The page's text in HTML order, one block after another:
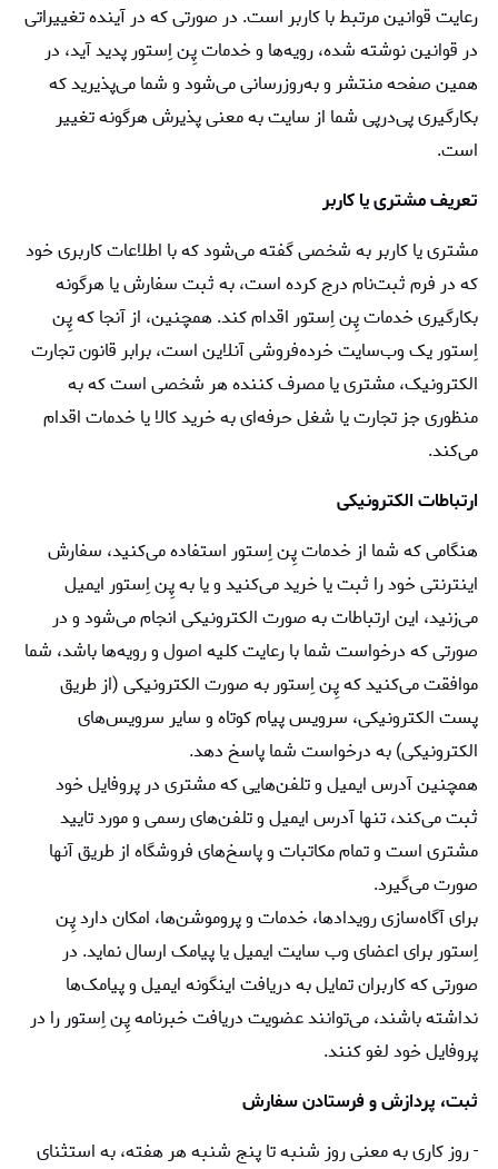
رعایت قوانین مرتبط با کاربر است. در صورتی که در آینده تغییراتی
در قوانین نوشته شده، رویه‏‌ها و خدمات پِن اِستور پدید آید، در
همین صفحه منتشر و به‌روز‌رسانی می‌شود و شما می‏‌پذیرید که
بکارگیری پی‌در‌پی شما از سایت به معنی پذیرش هرگونه تغییر
است.
تعریف مشتری یا کاربر
مشتری یا کاربر به شخصی گفته می‌شود که با اطلاعات کاربری خود
که در فرم ثبت‌نام درج کرده است، به ثبت سفارش یا هرگونه
بکارگیری خدمات پِن اِستور اقدام کند. همچنین، از آنجا که پِن
اِستور یک وب‌سایت خرده‌فروشی آنلاین است، برابر قانون تجارت
الکترونیک، مشتری یا مصرف کننده هر شخصی است که به
منظوری جز تجارت یا شغل حرفه‌ای به خرید کالا یا خدمات اقدام
می‌کند.
ارتباطات الکترونیکی
هنگامی که شما از خدمات پِن اِستور استفاده می‏‌کنید، سفارش
اینترنتی خود را ثبت یا خرید می‏‌کنید و یا به پِن اِستور ایمیل
می‏‌زنید، این ارتباطات به صورت الکترونیکی انجام می‏‌شود و در
صورتی که درخواست شما با رعایت کلیه اصول و رویه‏‌ها باشد، شما
موافقت می‌‏کنید که پِن اِستور به صورت الکترونیکی (از طریق
پست الکترونیکی، سرویس پیام کوتاه و سایر سرویس‌های
الکترونیکی) به درخواست شما پاسخ دهد.
همچنین آدرس ایمیل و تلفن‌هایی که مشتری در پروفایل خود
ثبت می‌کند، تنها آدرس ایمیل و تلفن‌های رسمی و مورد تایید
مشتری است و تمام مکاتبات و پاسخ‌های فروشگاه از طریق آنها
صورت می‌گیرد.
برای آگاه‌سازی رویدادها، خدمات و پروموشن‌ها، امکان دارد پِن
اِستور برای اعضای وب سایت ایمیل یا پیامک ارسال نماید. در
صورتی که کاربران تمایل به دریافت اینگونه ایمیل و پیامک‌ها
نداشته باشند، می‌توانند عضویت دریافت خبرنامه پِن اِستور را در
پروفایل خود لغو کنند.
ثبت، پردازش و فرستادن سفارش
- روز کاری به معنی روز شنبه تا پنج شنبه هر هفته، به استثنای